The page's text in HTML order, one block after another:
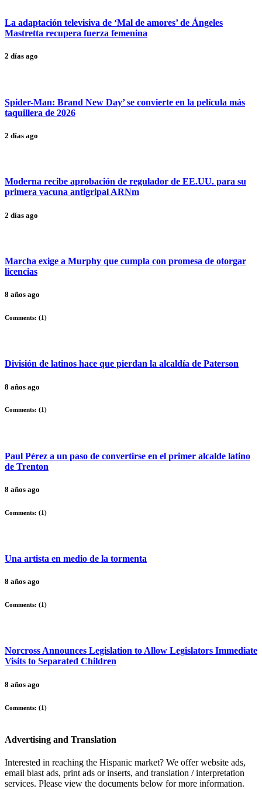
La adaptación televisiva de ‘Mal de amores’ de Ángeles
Mastretta recupera fuerza femenina
2 días ago
Spider-Man: Brand New Day’ se convierte en la película más
taquillera de 2026
2 días ago
Moderna recibe aprobación de regulador de EE.UU. para su
primera vacuna antigripal ARNm
2 días ago
Marcha exige a Murphy que cumpla con promesa de otorgar
licencias
8 años ago
Comments: (1)
División de latinos hace que pierdan la alcaldía de Paterson
8 años ago
Comments: (1)
Paul Pérez a un paso de convertirse en el primer alcalde latino
de Trenton
8 años ago
Comments: (1)
Una artista en medio de la tormenta
8 años ago
Comments: (1 )
Norcross Announces Legislation to Allow Legislators Immediate
Visits to Separated Children
8 años ago
Comments: (1)
Advertising and Translation
Interested in reaching the Hispanic market? We offer website ads,
email blast ads, print ads or inserts, and translation / interpretation
services. Please view the documents below for more information.